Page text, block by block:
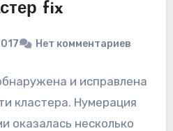
fix
Нет комментариев
и исправлена
кластера. Нумерация
оказалась несколько